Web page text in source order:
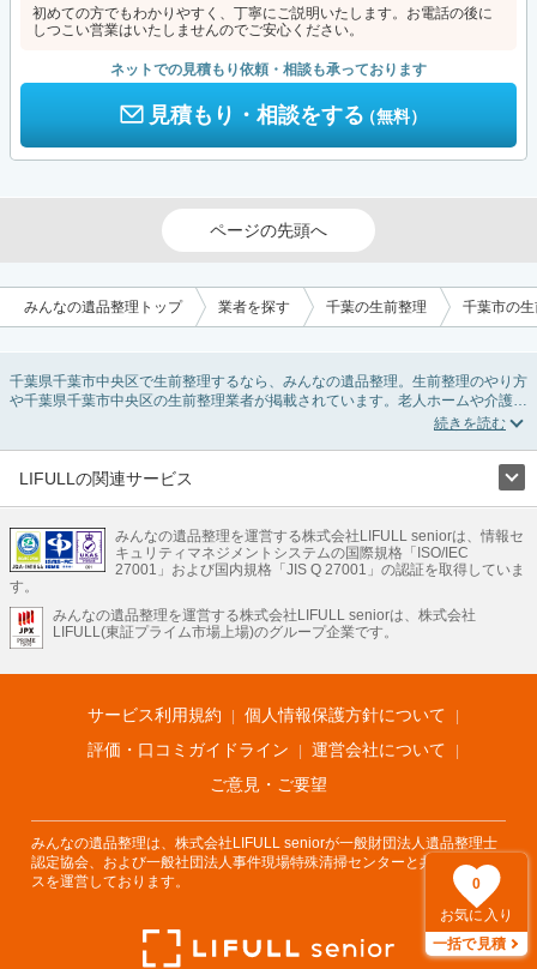
0
お気に入り
一括で見積
初めての方でもわかりやすく、丁寧にご説明いたします。お電話の後に
しつこい営業はいたしませんのでご安心ください。
ネットでの見積もり依頼・相談も承っております
見積もり・相談をする（無料）
ページの先頭へ
みんなの遺品整理トップ 業者を探す 千葉の生前整理 千葉市の
千葉県千葉市中央区で生前整理するなら、みんなの遺品整理。生前整理のやり方
や千葉県千葉市中央区の生前整理業者が掲載されています。老人ホームや介護施
設入居に伴う不用品の処分・回収・引き取りから、在宅介護の介護整理や福祉住
などのオプションサービスで絞り込み検索を利用してみましょう。
またお役立ち情報も豊富なので終活でエンディングノートの選び方や、整理整
LIFULLの関連サービス
不動産・住宅
引越し 老人ホーム 地方創生
ママの就労支援
不動産クラウドファンディング 遺品整理 老後の暮らし情報
LIFULL HOME'Sのサービス
不動産査定 マンション専門売却査定 不動産投資 アドバイザー
不動産アーカイブ
空き家バンク 家賃相場 不動産会社
まちむすび
不動産用語集
住まいのお役立ち情報
LIFULL HOME'S PRESS
アプリ 不動産データ 不動産転職
みんなの遺品整理を運営する株式会社LIFULL seniorは、情報セ
キュリティマネジメントシステムの国際規格「ISO/IEC
27001」および国内規格「JIS Q 27001」の認証を取得していま
す。
みんなの遺品整理を運営する株式会社LIFULL seniorは、株式会社
LIFULL(東証プライム市場上場)のグループ企業です。
サービス利用規約
個人情報保護方針について
評価・口コミガイドライン
運営会社について
ご意見・ご要望
みんなの遺品整理は、株式会社LIFULL seniorが一般財団法人遺品整理士
認定協会、および一般社団法人事件現場特殊清掃センターと共同でサービ
スを運営しております。